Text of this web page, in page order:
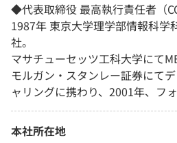
◆代表取締役 最高執行責任者（
1987年 東京大学理学部情報科学
社。
マサチューセッツ工科大学にて
モルガン・スタンレー証券にて
ャリングに携わり、2001年、フ
本社所在地